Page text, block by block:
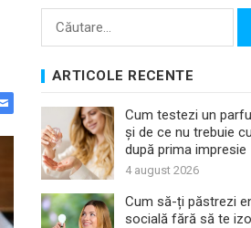
Caută
ARTICOLE RECENTE
Cum testezi un
și de ce nu trebuie
după prima impresie
4 august 2026
Cum să-ți păstrezi
socială fără să te